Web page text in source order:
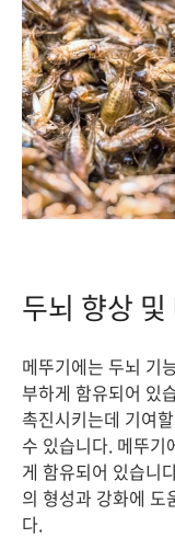
두뇌 향상
메뚜기에는 두뇌 기
부하게 함유되어 있
촉진시키는데 기여
수 있습니다. 메뚜기
게 함유되어 있습니
의 형성과 강화에 도
다.